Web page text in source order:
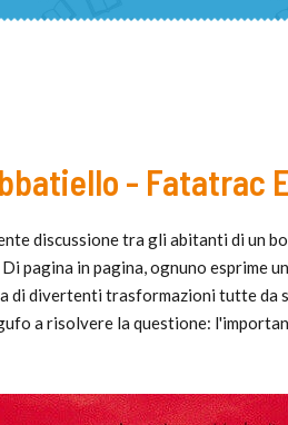
- Fatatrac
discussione tra gli abitanti di un
pagina in pagina, ognuno esprime
di divertenti trasformazioni tutte da
a risolvere la questione: